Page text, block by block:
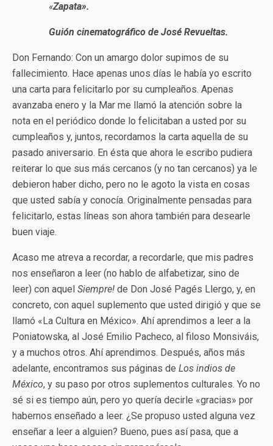
«Zapata».
Guión cinematográfico de José Revueltas.
Don Fernando: Con un amargo dolor supimos de su
fallecimiento. Hace apenas unos días le había yo escrito
una carta para felicitarlo por su cumpleaños. Apenas
avanzaba enero y la Mar me llamó la atención sobre la
nota en el periódico donde lo felicitaban a usted por su
cumpleaños y, juntos, recordamos la carta aquella de su
pasado aniversario. En ésta que ahora le escribo pudiera
reiterar lo que sus más cercanos (y no tan cercanos) ya le
debieron haber dicho, pero no le agoto la vista en cosas
que usted sabía y conocía. Originalmente pensadas para
felicitarlo, estas líneas son ahora también para desearle
buen viaje.
Acaso me atreva a recordar, a recordarle, que mis padres
nos enseñaron a leer (no hablo de alfabetizar, sino de
leer) con aquel Siempre! de Don José Pagés Llergo, y, en
concreto, con aquel suplemento que usted dirigió y que se
llamó «La Cultura en México». Ahí aprendimos a leer a la
Poniatowska, al José Emilio Pacheco, al filoso Monsiváis,
y a muchos otros. Ahí aprendimos. Después, años más
adelante, encontramos sus páginas de Los indios de
México, y su paso por otros suplementos culturales. Yo no
sé si es tiempo aún, pero yo quería decirle «gracias» por
habernos enseñado a leer. ¿Se propuso usted alguna vez
enseñar a leer a alguien? Bueno, pues así pasa, que a